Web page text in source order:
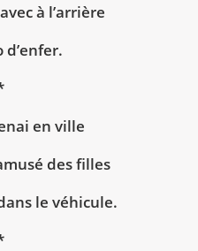
à l’arrière
d’enfer.
en ville
des filles
le véhicule.